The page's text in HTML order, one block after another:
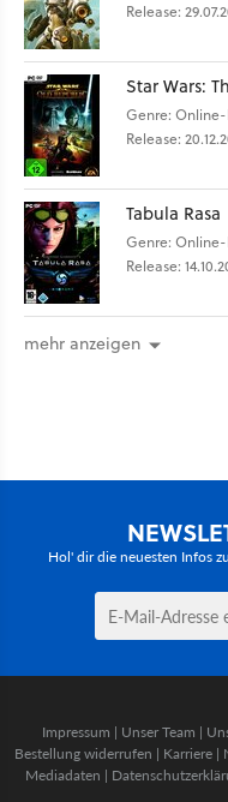
Release:
Star Wars:
Genre:
Release:
Tabula Rasa
Genre:
Release:
mehr anzeigen
Hol' dir die neuesten Infos
Impressum | Unser Team |
Bestellung widerrufen | Karriere |
Mediadaten |